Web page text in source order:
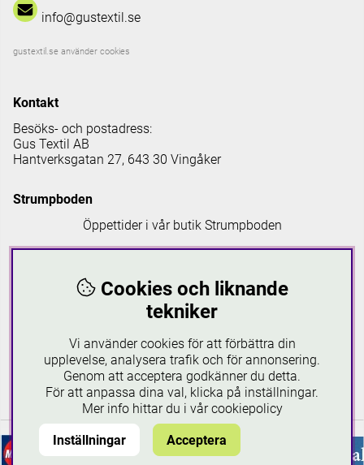
info@gustextil.se
gustextil.se använder cookies
Kontakt
Besöks- och postadress:
Gus Textil AB
Hantverksgatan 27, 643 30 Vingåker
Strumpboden
Öppettider i vår butik Strumpboden
Onsdag: 08 - 16.30
Torsdag: 08 - 18
Fredag: 08-16.30
Söndagar: 12-16
Läs mer om Strumpboden
Cookies och liknande
tekniker
Vi använder cookies för att förbättra din
upplevelse, analysera trafik och för annonsering.
Genom att acceptera godkänner du detta.
För att anpassa dina val, klicka på inställningar.
Mer info hittar du i vårcookiepolicy
Inställningar Acceptera